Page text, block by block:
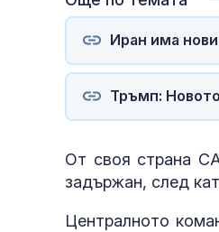
Иран има
Тръмп:
От своя страна
задържан, след
Централното